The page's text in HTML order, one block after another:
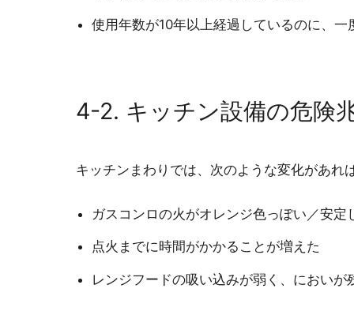
使用年数が10年以上経過しているのに、一
4-2. キッチン設備の危険
キッチンまわりでは、次のような変化があれ
ガスコンロの火がオレンジ色っぽい／安定
点火までに時間がかかることが増えた
レンジフードの吸い込みが弱く、においが